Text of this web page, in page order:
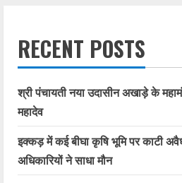
RECENT POSTS
श्री पंचायती नया उदासीन अखाड़े के
महादेव
इक्कड़ में कई बीघा कृषि भूमि पर काटी
अधिकारियों ने साधा मौन